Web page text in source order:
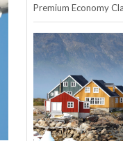
Premium Economy